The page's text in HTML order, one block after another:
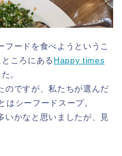
フードを食べようというこ
ころにある Happy times
。
のですが、私たちが選んだ
シーフードスープ。
いかなと思いましたが、見